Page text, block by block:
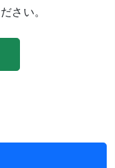
さい。